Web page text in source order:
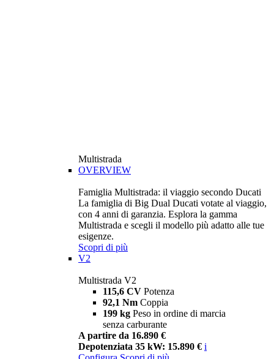
Multistrada
OVERVIEW
Famiglia Multistrada: il viaggio secondo Ducati
La famiglia di Big Dual Ducati votate al viaggio,
con 4 anni di garanzia. Esplora la gamma
Multistrada e scegli il modello più adatto alle tue
esigenze.
Scopri di più
V2
Multistrada V2
115,6 CV Potenza
92,1 Nm Coppia
199 kg Peso in ordine di marcia
senza carburante
A partire da 16.890 €
Depotenziata 35 kW: 15.890 € i